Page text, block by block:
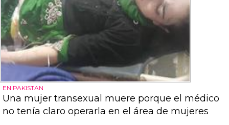
EN PAKISTAN
Una mujer transexual muere porque el médico
no tenía claro operarla en el área de mujeres